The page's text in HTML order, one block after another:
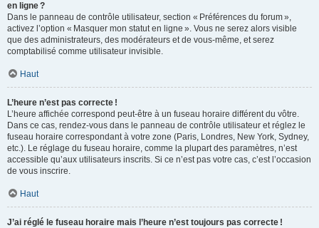
en ligne ?
Dans le panneau de contrôle utilisateur, section « Préférences du forum »,
activez l’option « Masquer mon statut en ligne ». Vous ne serez alors visible
que des administrateurs, des modérateurs et de vous-même, et serez
comptabilisé comme utilisateur invisible.
Haut
L’heure n’est pas correcte !
L’heure affichée correspond peut-être à un fuseau horaire différent du vôtre.
Dans ce cas, rendez-vous dans le panneau de contrôle utilisateur et réglez le
fuseau horaire correspondant à votre zone (Paris, Londres, New York, Sydney,
etc.). Le réglage du fuseau horaire, comme la plupart des paramètres, n’est
accessible qu’aux utilisateurs inscrits. Si ce n’est pas votre cas, c’est l’occasion
de vous inscrire.
Haut
J’ai réglé le fuseau horaire mais l’heure n’est toujours pas correcte !